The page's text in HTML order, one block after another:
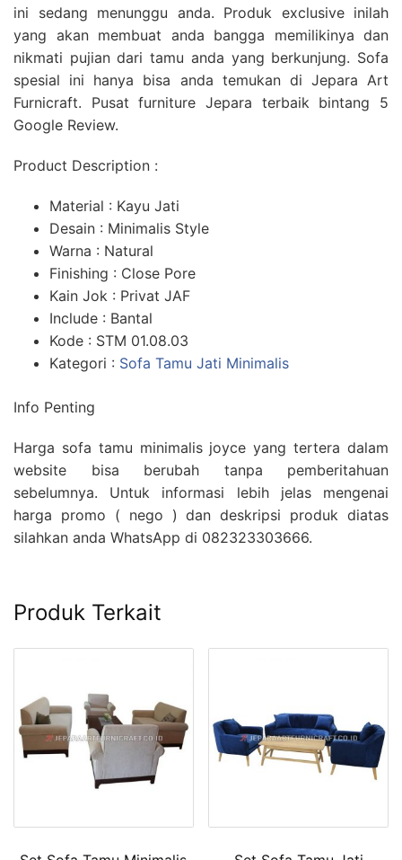
ini sedang menunggu anda. Produk exclusive inilah
yang akan membuat anda bangga memilikinya dan
nikmati pujian dari tamu anda yang berkunjung. Sofa
spesial ini hanya bisa anda temukan di Jepara Art
Furnicraft. Pusat furniture Jepara terbaik bintang 5
Google Review.
Product Description :
Material : Kayu Jati
Desain : Minimalis Style
Warna : Natural
Finishing : Close Pore
Kain Jok : Privat JAF
Include : Bantal
Kode : STM 01.08.03
Kategori : Sofa Tamu Jati Minimalis
Info Penting
Harga sofa tamu minimalis joyce yang tertera dalam
website bisa berubah tanpa pemberitahuan
sebelumnya. Untuk informasi lebih jelas mengenai
harga promo ( nego ) dan deskripsi produk diatas
silahkan anda WhatsApp di 082323303666.
Produk Terkait